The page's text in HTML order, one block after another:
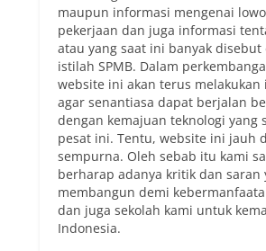
maupun informasi mengenai
pekerjaan dan juga informasi
atau yang saat ini banyak disebut
istilah SPMB. Dalam
website ini akan terus melakukan
agar senantiasa dapat berjalan
dengan kemajuan teknologi yang
pesat ini. Tentu, website ini jauh
sempurna. Oleh sebab itu kami
berharap adanya kritik dan saran
membangun demi
dan juga sekolah kami untuk
Indonesia.